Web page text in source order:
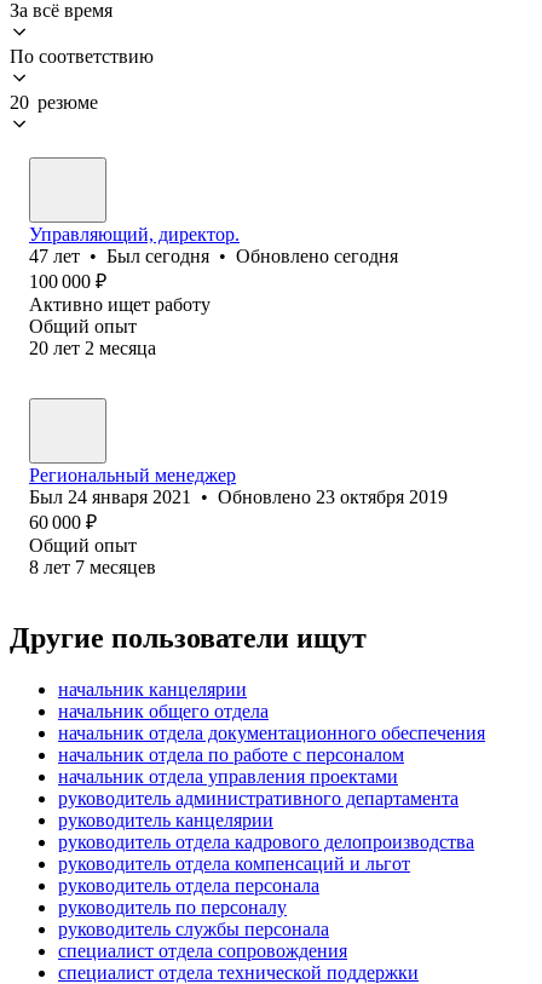
За всё время
По соответствию
20 резюме
Управляющий, директор.
47 лет • Был сегодня • Обновлено сегодня
100 000 ₽
Активно ищет работу
Общий опыт
20 лет 2 месяца
Региональный менеджер
Был 24 января 2021 • Обновлено 23 октября 2019
60 000 ₽
Общий опыт
8 лет 7 месяцев
Другие пользователи ищут
начальник канцелярии
начальник общего отдела
начальник отдела документационного обеспечения
начальник отдела по работе с персоналом
начальник отдела управления проектами
руководитель административного департамента
руководитель канцелярии
руководитель отдела кадрового делопроизводства
руководитель отдела компенсаций и льгот
руководитель отдела персонала
руководитель по персоналу
руководитель службы персонала
специалист отдела сопровождения
специалист отдела технической поддержки